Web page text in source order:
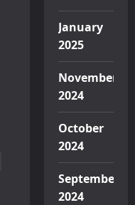
January
2025
November
2024
October
2024
September
2024